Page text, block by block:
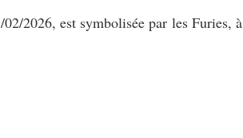
2026, est symbolisée par les Furies, à